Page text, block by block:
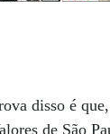
disso é
de São